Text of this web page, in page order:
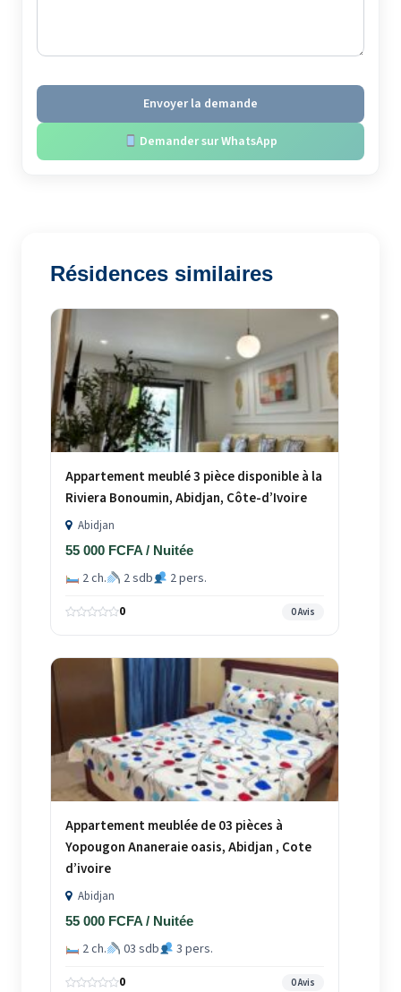
Envoyer la demande
Demander sur WhatsApp
Résidences similaires
Appartement meublé 3 pièce disponible à la
Riviera Bonoumin, Abidjan, Côte-d’Ivoire
Abidjan
55 000 FCFA / Nuitée
2 ch. 2 sdb 2 pers.
0 0 Avis
Appartement meublée de 03 pièces à
Yopougon Ananeraie oasis, Abidjan , Cote
d’ivoire
Abidjan
55 000 FCFA / Nuitée
2 ch. 03 sdb 3 pers.
0 0 Avis